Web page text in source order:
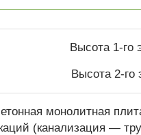
Высота 1-го
Высота 2-го
монолитная
(канализация —